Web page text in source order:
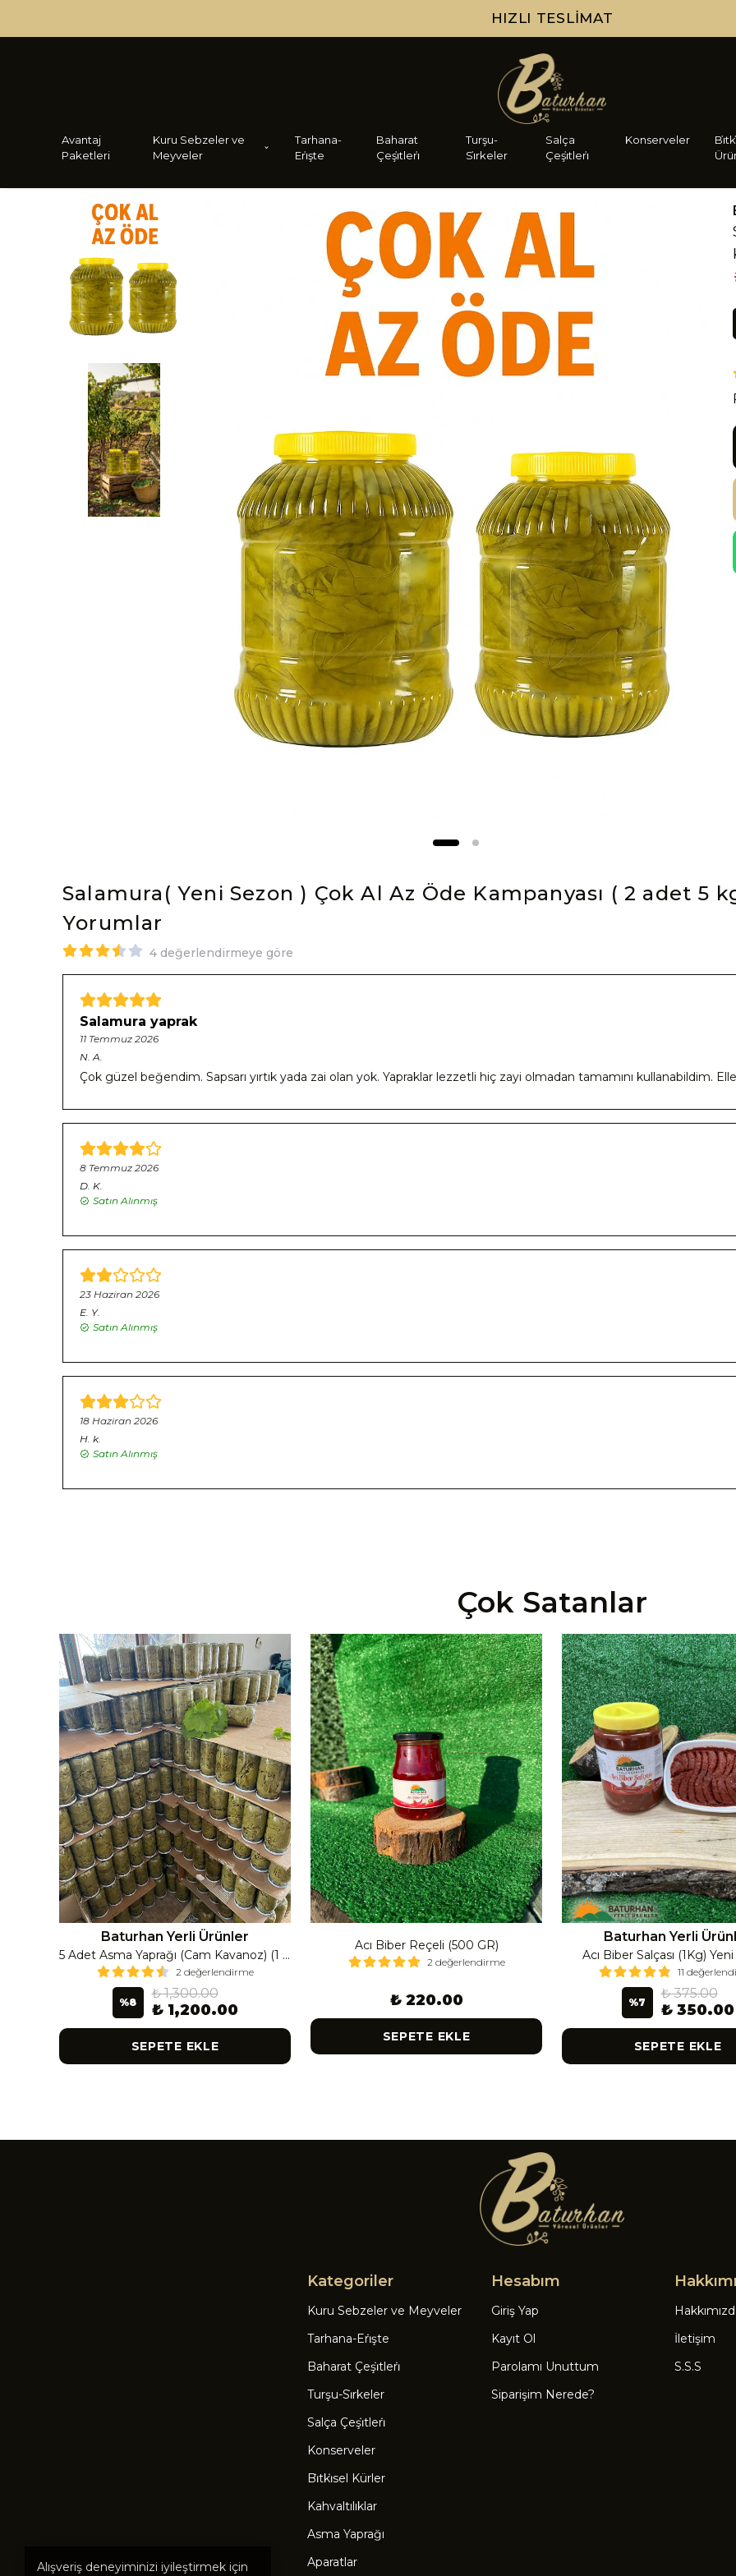
HIZLI TESLIMAT
Avantaj
Paketleri
Kuru Sebzeler ve
Meyveler
Tarhana-
Eri̇şte
Baharat
Çeşi̇tleri̇
Turşu-
Si̇rkeler
Salça
Çeşi̇tleri̇
Konserveler
Alışveriş deneyiminizi iyileştirmek için
Salamura( Yeni Sezon ) Çok Al Az Öde Kampanyası ( 2 adet 5
Yorumlar
4 değerlendirmeye göre
Salamura yaprak
11 Temmuz 2026
N. A.
Çok güzel beğendim. Sapsarı yırtık yada zai olan yok. Yapraklar lezzetli hiç zayi olmadan tamamını kullanabildim.
8 Temmuz 2026
D. K.
Satın Alınmış
23 Haziran 2026
E. Y.
Satın Alınmış
18 Haziran 2026
H. k.
Satın Alınmış
Çok Satanlar
Baturhan Yerli Ürünler
5 Adet Asma Yaprağı (Cam Kavanoz) (1 Lt Cam Kavanoz 350-400 Gr) 350 G
2 değerlendirme
%8
₺ 1,300.00
₺ 1,200.00
SEPETE EKLE
Acı Biber Reçeli (500 GR)
2 değerlendirme
₺ 220.00
SEPETE EKLE
Baturhan Yerli
Acı Biber Salçası (1Kg)
11
%7
₺ 375.00
₺ 350.00
SEPETE EKLE
Kategoriler
Kuru Sebzeler ve Meyveler
Tarhana-Eri̇şte
Baharat Çeşi̇tleri̇
Turşu-Si̇rkeler
Salça Çeşi̇tleri̇
Konserveler
Bi̇tki̇sel Kürler
Kahvaltılıklar
Asma Yaprağı
Aparatlar
Hesabım
Giriş Yap
Kayıt Ol
Parolamı Unuttum
Siparişim Nerede?
İletişim
S.S.S